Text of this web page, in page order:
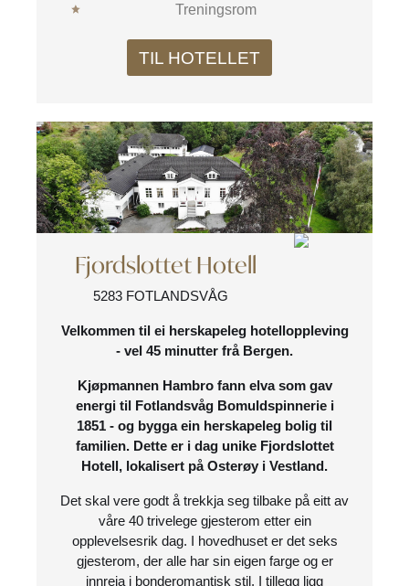
Treningsrom
TIL HOTELLET
Fjordslottet Hotell
5283 FOTLANDSVÅG
Velkommen til ei herskapeleg hotelloppleving
- vel 45 minutter frå Bergen.
Kjøpmannen Hambro fann elva som gav
energi til Fotlandsvåg Bomuldspinnerie i
1851 - og bygga ein herskapeleg bolig til
familien. Dette er i dag unike Fjordslottet
Hotell, lokalisert på Osterøy i Vestland.
Det skal vere godt å trekkja seg tilbake på eitt av
våre 40 trivelege gjesterom etter ein
opplevelsesrik dag. I hovedhuset er det seks
gjesterom, der alle har sin eigen farge og er
innreia i bonderomantisk stil. I tillegg ligg